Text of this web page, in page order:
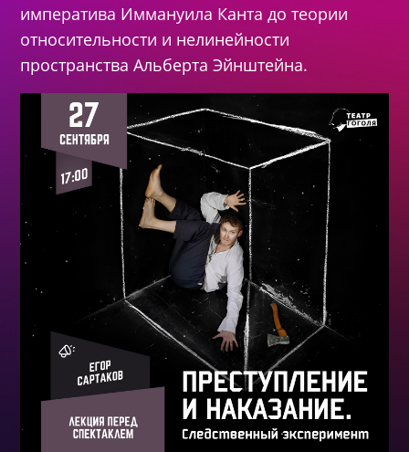
императива Иммануила Канта до теории
относительности и нелинейности
пространства Альберта Эйнштейна.